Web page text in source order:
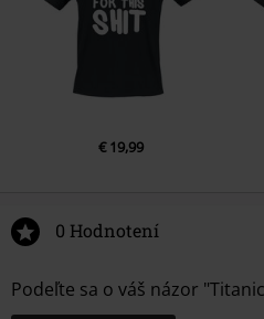
€ 19,99
0 Hodnotení
Podeľte sa o váš názor